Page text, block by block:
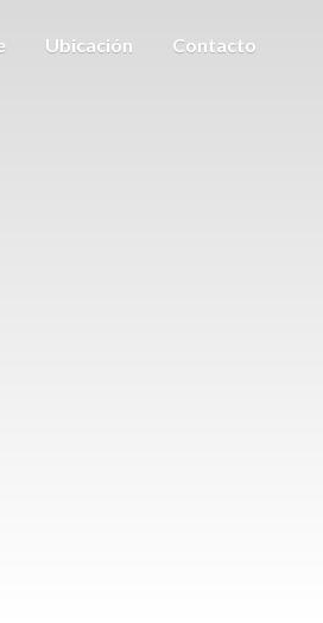
Ubicación Contacto